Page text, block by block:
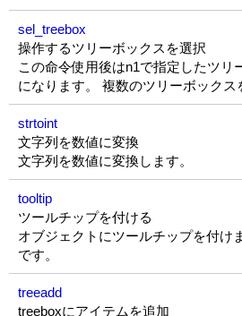
sel_treebox
操作するツリーボックスを選択
この命令使用後はn1で指定したツ
になります。 複数のツリーボック
strtoint
文字列を数値に変換
文字列を数値に変換します。
tooltip
ツールチップを付ける
オブジェクトにツールチップを付け
です。
treeadd
treeboxにアイテムを追加